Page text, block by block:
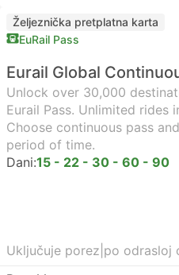
Željeznička pretplatna karta
EuRail Pass
Eurail Global
Unlock over 30,000
Eurail Pass. Unlimited rides
Choose continuous pass
period of time.
Dani:15 - 22 - 30 - 60 - 90
Uključuje porez po odrasloj